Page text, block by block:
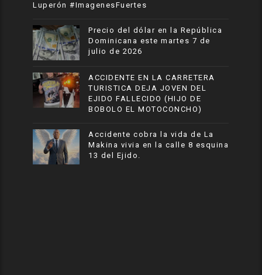
Luperón #ImagenesFuertes
Precio del dólar en la República
Dominicana este martes 7 de
julio de 2026
ACCIDENTE EN LA CARRETERA
TURISTICA DEJA JOVEN DEL
EJIDO FALLECIDO (HIJO DE
BOBOLO EL MOTOCONCHO)
Accidente cobra la vida de La
Makina vivia en la calle 8 esquina
13 del Ejido.